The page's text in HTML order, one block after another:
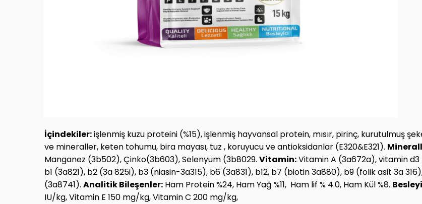
İçindekiler:işlenmiş kuzu proteini (%15), işlenmiş hayvansal protein, mısır, pirinç, kurutulmuş
ve mineraller, keten tohumu, bira mayası, tuz , koruyucu ve antioksidanlar (E320&E321).
Manganez (3b502), Çinko(3b603), Selenyum (3b8029. Vitamin:Vitamin A (3a672a), vitamin
b1 (3a821), b2 (3a 825i), b3 (niasin-3a315), b6 (3a831), b12, b7 (biotin 3a880), b9 (folik asit 3a
(3a8741). Analitik Bileşenler: Ham Protein %24, Ham Yağ %11, Ham lif % 4.0, Ham Kül %8.
IU/kg, Vitamin E 150 mg/kg, Vitamin C 200 mg/kg,